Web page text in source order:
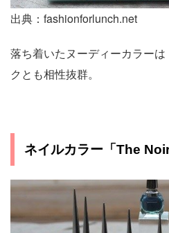
出典：fashionforlunch.net
落ち着いたヌーディーカラー
クとも相性抜群。
ネイルカラー「The